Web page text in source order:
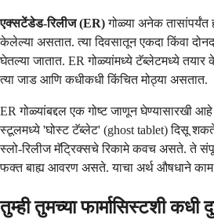
एक्सटेंडेड-रिलीज (ER)गोळ्या अनेक तासांपर्यंत
केलेल्या असतात. त्या दिवसातून एकदा किंवा
घेतल्या जातात. ER गोळ्यांमध्ये टॅब्लेटमध्ये
त्या जाड आणि कधीकधी किंचित मोठ्या असतात.
ER गोळ्यांबद्दल एक गोष्ट जाणून घेण्यासारखी
स्टूलमध्ये 'घोस्ट टॅब्लेट' (ghost tablet) दिसू
स्लो-रिलीज मॅट्रिक्सचे रिकामे कवच असते. ते
फक्त बाह्य आवरण असते. याचा अर्थ औषधाने काम
तुम्ही तुमच्या फार्मासिस्टशी कधी